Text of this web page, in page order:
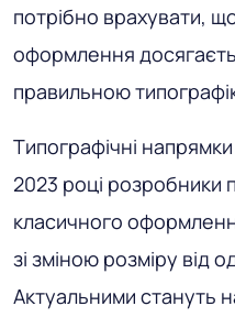
потрібно врахувати,
оформлення
правильною
Типографічні
2023 році розробники
класичного
зі зміною розміру від
Актуальними стануть